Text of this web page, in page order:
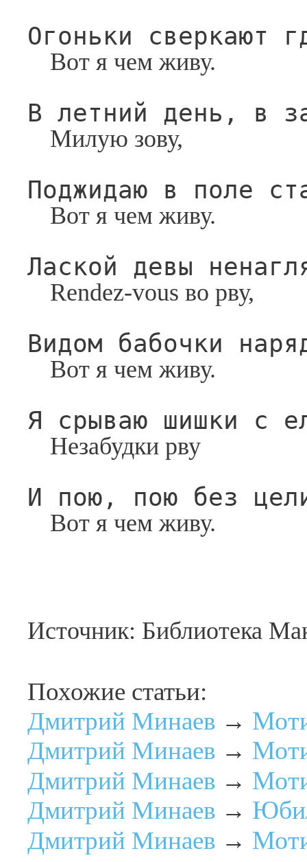
Огоньки сверкают
Вот я чем живу.
В летний день, в
Милую зову,
Поджидаю в поле
Вот я чем живу.
Лаской девы
Rendez-vous во рву,
Видом бабочки
Вот я чем живу.
Я срываю шишки с
Незабудки рву
И пою, пою без
Вот я чем живу.
Источник: Библиотека
Похожие статьи:
Дмитрий Минаев →
Дмитрий Минаев →
Дмитрий Минаев →
Дмитрий Минаев →
Дмитрий Минаев →